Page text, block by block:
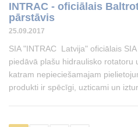
INTRAC - oficiālais
pārstāvis
25.09.2017
SIA "INTRAC Latvija" oficiālais
piedāvā plašu hidraulisko rotatoru
katram nepieciešamajam
produkti ir spēcīgi, uzticami un